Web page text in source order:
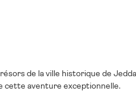
de la ville historique de
cette aventure exceptionnelle.